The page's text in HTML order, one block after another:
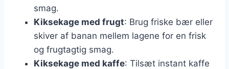
smag.
Kiksekage med frugt: Brug friske bær eller
skiver af banan mellem lagene for en frisk
og frugtagtig smag.
Kiksekage med kaffe: Tilsæt instant kaffe